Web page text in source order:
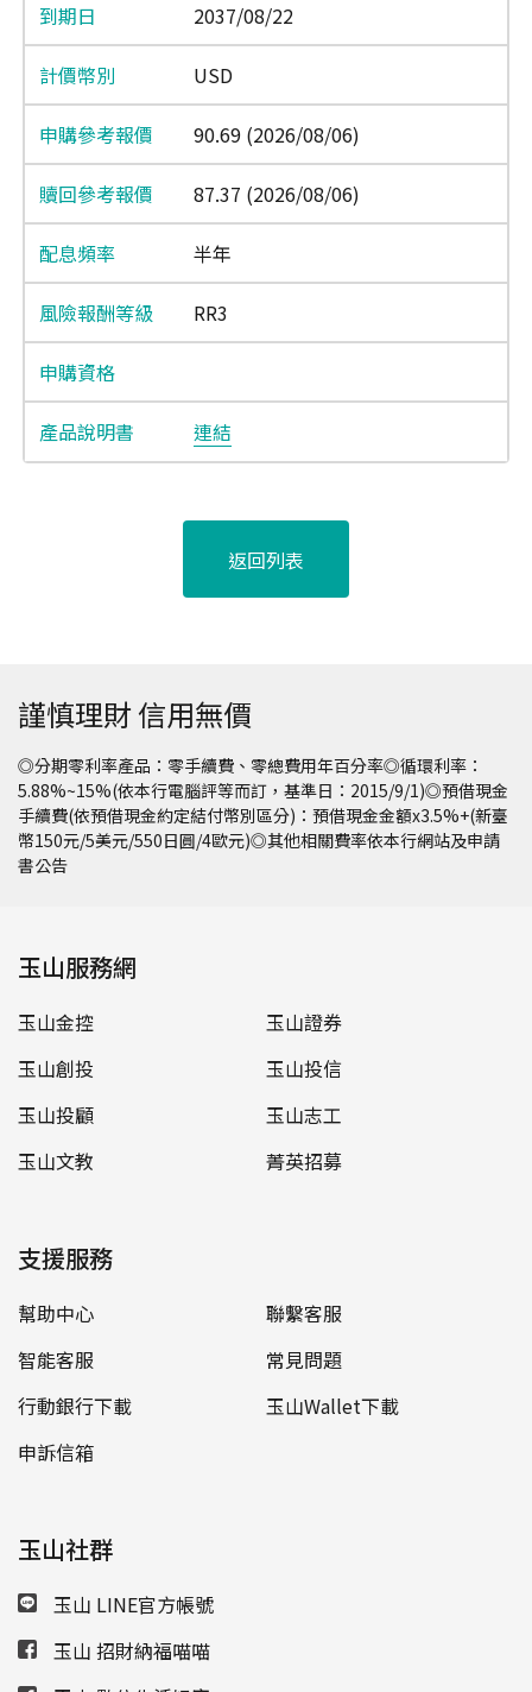
2037/08/22
USD
90.69 (2026/08/06)
87.37 (2026/08/06)
半年
RR3
連結
返回列表
謹慎理財 信用無價
◎分期零利率產品：零手續費、零總費用年百分率◎循環利率：
5.88%~15%(依本行電腦評等而訂，基準日：2015/9/1)◎預借現金
手續費(依預借現金約定結付幣別區分)：預借現金金額x3.5%+(新臺
幣150元/5美元/550日圓/4歐元)◎其他相關費率依本行網站及申請
書公告
玉山服務網
玉山金控
玉山證券
玉山創投
玉山投信
玉山投顧
玉山志工
玉山文教
菁英招募
支援服務
幫助中心
聯繫客服
智能客服
常見問題
行動銀行下載
玉山Wallet下載
申訴信箱
玉山社群
玉山 LINE官方帳號
玉山 招財納福喵喵